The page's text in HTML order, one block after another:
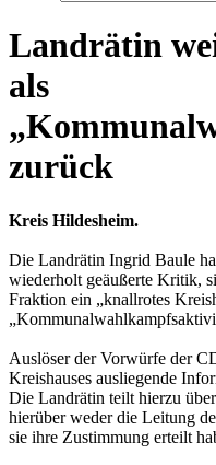
Landrätin
als
zurück
Kreis Hildesheim.
Die Landrätin Ingrid Baule
wiederholt geäußerte Kritik,
Fraktion ein „knallrotes
Auslöser der Vorwürfe der
Kreishauses ausliegende
Die Landrätin teilt hierzu
hierüber weder die Leitung
sie ihre Zustimmung erteilt